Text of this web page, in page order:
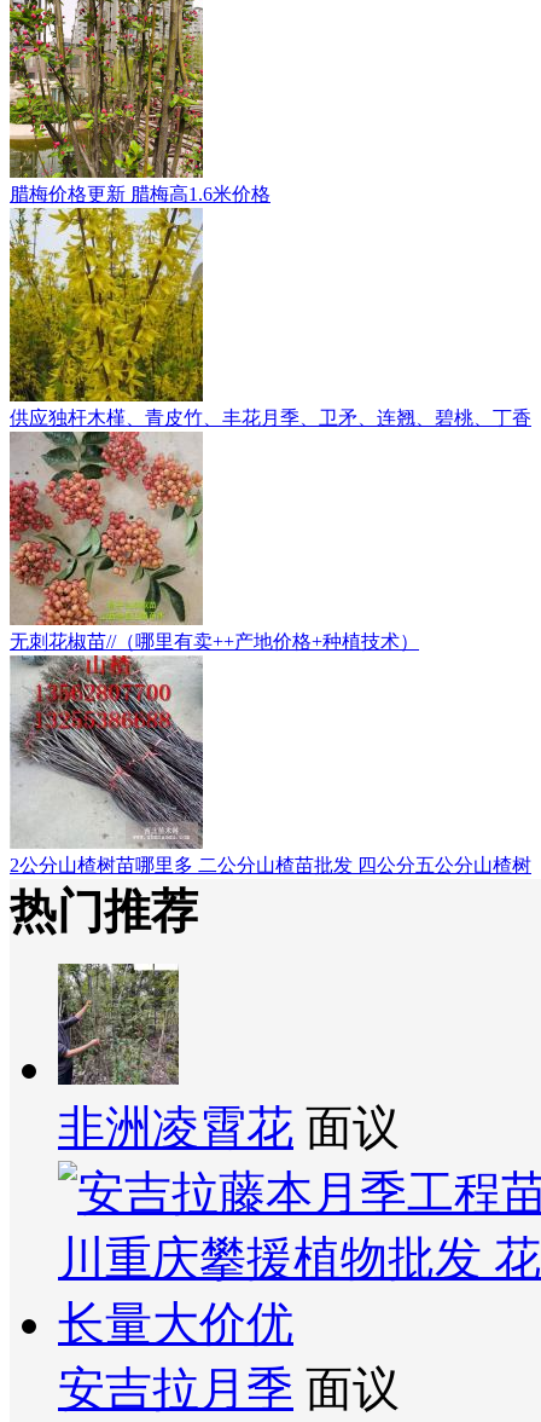
腊梅价格更新 腊梅高1.6米价格
供应独杆木槿、青皮竹、丰花月季、卫矛、连翘、碧桃、丁香
无刺花椒苗//（哪里有卖++产地价格+种植技术）
2公分山楂树苗哪里多 二公分山楂苗批发 四公分五公分山楂树
热门推荐
非洲凌霄花 面议
安吉拉月季 面议